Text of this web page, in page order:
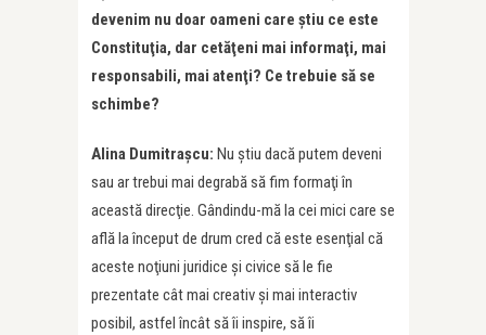
devenim nu doar oameni care ştiu ce este
Constituţia, dar cetăţeni mai informaţi, mai
responsabili, mai atenţi? Ce trebuie să se
schimbe?
Alina Dumitraşcu: Nu ştiu dacă putem deveni
sau ar trebui mai degrabă să fim formaţi în
această direcţie. Gândindu-mă la cei mici care se
află la început de drum cred că este esenţial că
aceste noţiuni juridice şi civice să le fie
prezentate cât mai creativ şi mai interactiv
posibil, astfel încât să îi inspire, să îi